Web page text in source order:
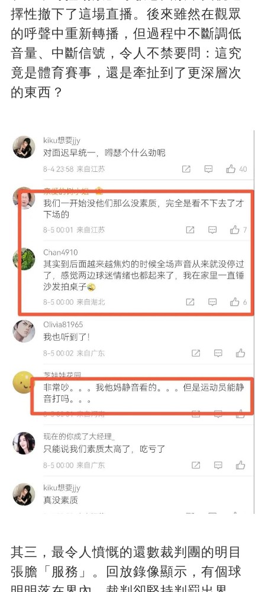
擇性撤下了這場直播。後來雖然在觀眾
的呼聲中重新轉播，但過程中不斷調低
音量、中斷信號，令人不禁要問：這究
竟是體育賽事，還是牽扯到了更深層次
的東西？
其三，最令人憤慨的還數裁判團的明目
張膽「服務」。回放錄像顯示，有個球